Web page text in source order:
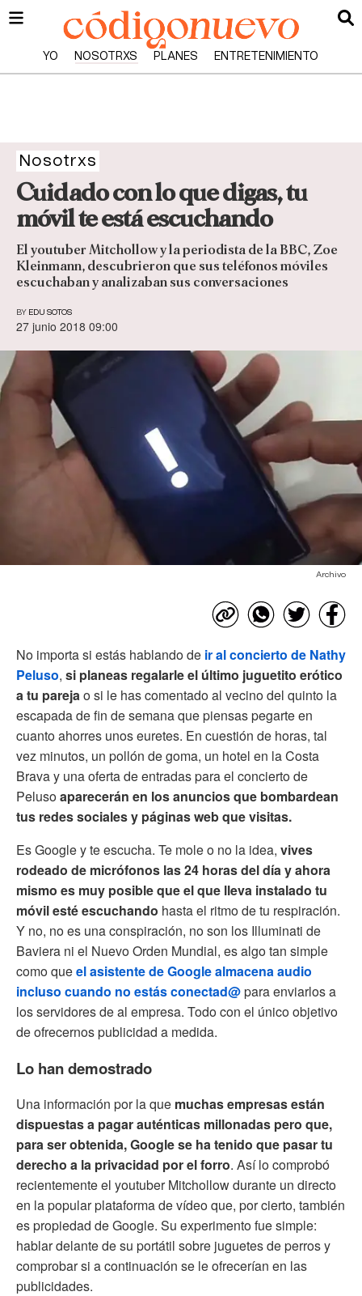
YO NOSOTRXS PLANES ENTRETENIMIENTO
Nosotrxs
Cuidado con lo que digas, tu
móvil te está escuchando
El youtuber Mitchollow y la periodista de la BBC, Zoe
Kleinmann, descubrieron que sus teléfonos móviles
escuchaban y analizaban sus conversaciones
BY EDU SOTOS
27 junio 2018 09:00
Archivo
No importa si estás hablando de ir al concierto de Nathy
Peluso, si planeas regalarle el último juguetito erótico
a tu parejao si le has comentado al vecino del quinto la
escapada de fin de semana que piensas pegarte en
cuanto ahorres unos euretes. En cuestión de horas, tal
vez minutos, un pollón de goma, un hotel en la Costa
Brava y una oferta de entradas para el concierto de
Pelusoaparecerán en los anuncios que bombardean
tus redes sociales y páginas web que visitas.
Es Google y te escucha. Te mole o no la idea, vives
rodeado de micrófonos las 24 horas del día y ahora
mismo es muy posible que el que lleva instalado tu
móvil esté escuchando hasta el ritmo de tu respiración.
Y no, no es una conspiración, no son los Illuminati de
Baviera ni el Nuevo Orden Mundial, es algo tan simple
como queel asistente de Google almacena audio
incluso cuando no estás conectad@para enviarlos a
los servidores de al empresa. Todo con el único objetivo
de ofrecernos publicidad a medida.
Lo han demostrado
Una información por la que muchas empresas están
dispuestas a pagar auténticas millonadas pero que,
para ser obtenida, Google se ha tenido que pasar tu
derecho a la privacidad por el forro. Así lo comprobó
recientemente el youtuber Mitchollow durante un directo
en la popular plataforma de vídeo que, por cierto, también
es propiedad de Google. Su experimento fue simple:
hablar delante de su portátil sobre juguetes de perros y
comprobar si a continuación se le ofrecerían en las
publicidades.